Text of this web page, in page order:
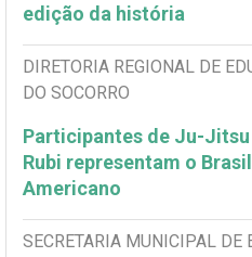
edição da história
DIRETORIA REGIONAL DE
DO SOCORRO
Participantes de Ju-Jitsu
Rubi representam o
Americano
SECRETARIA MUNICIPAL DE